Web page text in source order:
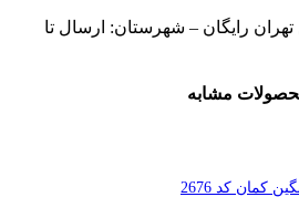
رایگان – شهرستان: ارسال تا
مشابه
کد 2676